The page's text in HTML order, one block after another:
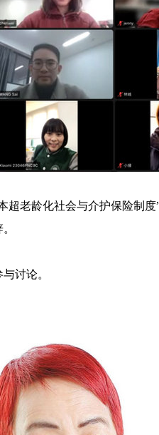
老龄化社会与介护保险制
讨论。